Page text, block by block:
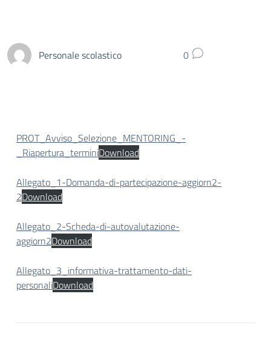
Personale scolastico 0
PROT_Avviso_Selezione_MENTORING_-
_Riapertura_terminiDownload
Allegato_1-Domanda-di-partecipazione-aggiorn2-
2Download
Allegato_2-Scheda-di-autovalutazione-
aggiorn2Download
Allegato_3_informativa-trattamento-dati-
personaliDownload